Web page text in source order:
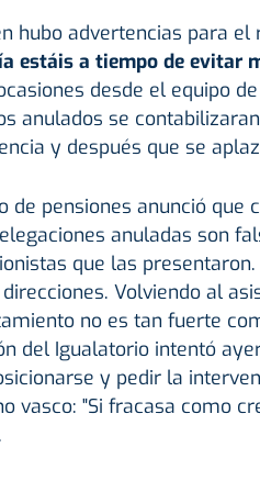
hubo advertencias para
estáis a tiempo de evitar
desde el equipo
anulados se
y después que se
de pensiones anunció
anuladas son
que las
Volviendo al
no es tan fuerte
del Igualatorio intentó
y pedir la
vasco: "Si fracasa como